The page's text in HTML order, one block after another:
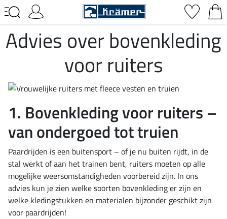
Advies over bovenkleding
voor ruiters
1. Bovenkleding voor ruiters –
van ondergoed tot truien
Paardrijden is een buitensport – of je nu buiten rijdt, in de
stal werkt of aan het trainen bent, ruiters moeten op alle
mogelijke weersomstandigheden voorbereid zijn. In ons
advies kun je zien welke soorten bovenkleding er zijn en
welke kledingstukken en materialen bijzonder geschikt zijn
voor paardrijden!